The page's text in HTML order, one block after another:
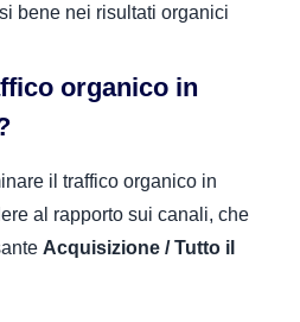
bene nei risultati organici
organico in
il traffico organico in
al rapporto sui canali, che
Acquisizione / Tutto il